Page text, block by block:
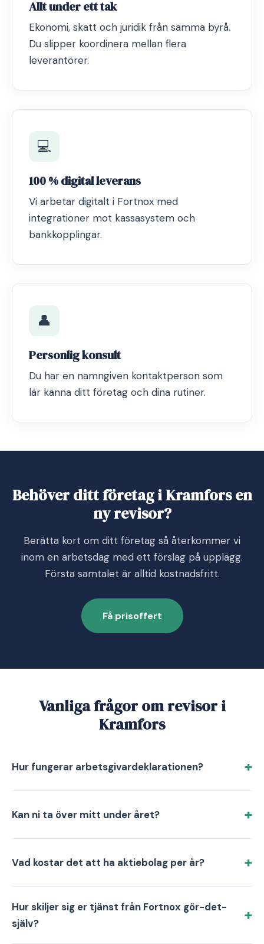
Allt under ett tak
Ekonomi, skatt och juridik från samma byrå.
Du slipper koordinera mellan flera
leverantörer.
💻
100 % digital leverans
Vi arbetar digitalt i Fortnox med
integrationer mot kassasystem och
bankkopplingar.
👤
Personlig konsult
Du har en namngiven kontaktperson som
lär känna ditt företag och dina rutiner.
Behöver ditt företag i Kramfors en
ny revisor?
Berätta kort om ditt företag så återkommer vi
inom en arbetsdag med ett förslag på upplägg.
Första samtalet är alltid kostnadsfritt.
Få prisoffert
Vanliga frågor om revisor i
Kramfors
Hur fungerar arbetsgivardeklarationen?
Kan ni ta över mitt under året?
Vad kostar det att ha aktiebolag per år?
Hur skiljer sig er tjänst från Fortnox gör-det-
själv?